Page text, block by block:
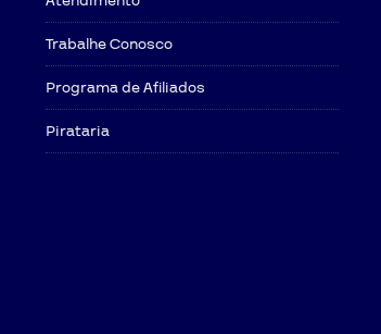
Trabalhe Conosco
Programa de Afiliados
Pirataria